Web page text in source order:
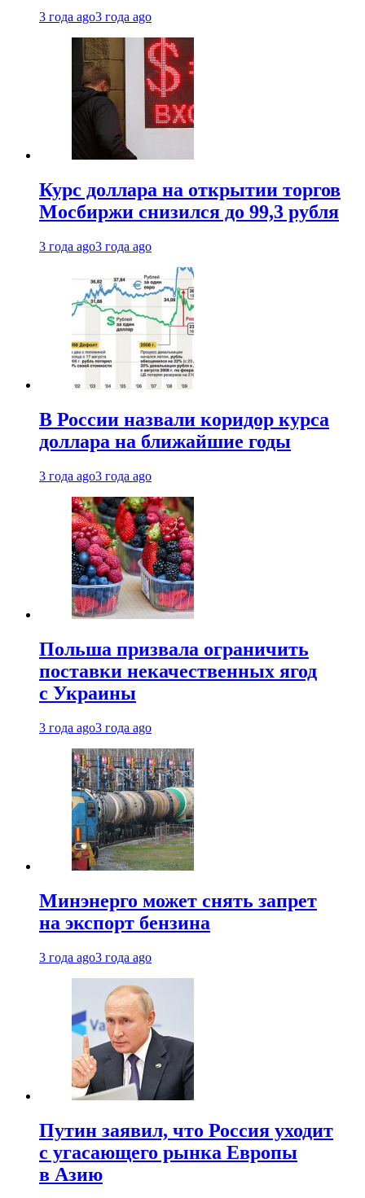
3 года ago3 года ago
Курс доллара на открытии торгов
Мосбиржи снизился до 99,3 рубля
3 года ago3 года ago
В России назвали коридор курса
доллара на ближайшие годы
3 года ago3 года ago
Польша призвала ограничить
поставки некачественных ягод
с Украины
3 года ago3 года ago
Минэнерго может снять запрет
на экспорт бензина
3 года ago3 года ago
Путин заявил, что Россия уходит
с угасающего рынка Европы
в Азию